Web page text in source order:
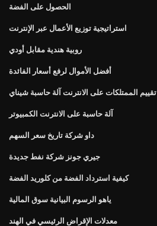
الحصول على الفضة
استراتيجية توزيع الأعمال عبر الإنترنت
روبية هندية مقابل أودي
أفضل الأموال لرفع أسعار الفائدة
تقييم الممتلكات على الانترنت آلة حاسبة شيناي
آلة حاسبة على الانترنت الكمبيوتر
داو شركة تاريخ سعر السهم
جيري جونز شركة نفط جديدة
كيفية استرداد الفضة من كلوريد الفضة
ياهو الرسوم البيانية سوق المالية
معدلات الإقراض الرئيسي في الهند